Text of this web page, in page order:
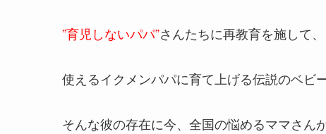
”育児しないパパ”さんたちに再教育を施して、
使えるイクメンパパに育て上げる伝説のベビ
そんな彼の存在に今、全国の悩めるママさん